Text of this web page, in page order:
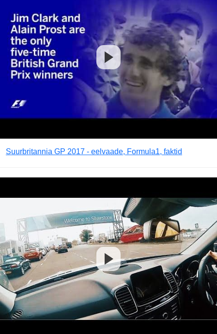
Suurbritannia GP 2017 - eelvaade, Formula1, faktid